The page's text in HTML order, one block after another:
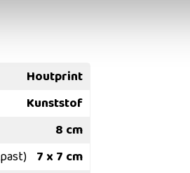
Houtprint
Kunststof
8 cm
7 x 7 cm